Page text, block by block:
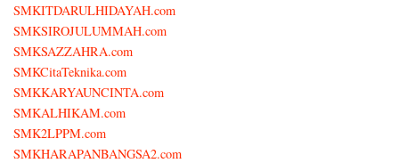
SMKITDARULHIDAYAH.com
SMKSIROJULUMMAH.com
SMKSAZZAHRA.com
SMKCitaTeknika.com
SMKKARYAUNCINTA.com
SMKALHIKAM.com
SMK2LPPM.com
SMKHARAPANBANGSA2.com